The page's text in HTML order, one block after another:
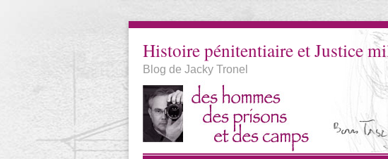
Histoire pénitentiaire et Justice
Blog de Jacky Tronel